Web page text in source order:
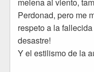
Perdonad, pero me
respeto a la
desastre!
Y el estilismo de la